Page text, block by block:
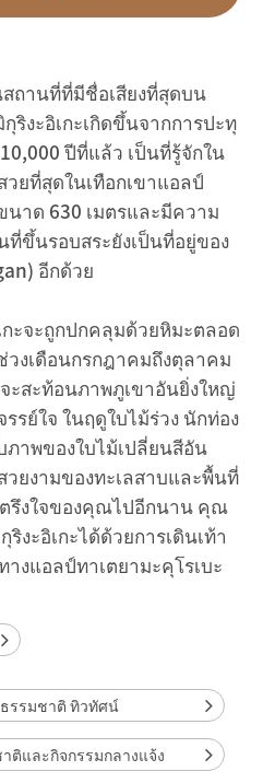
สถานที่ที่มีชื่อเสียงที่สุดบน
ริงะอิเกะเกิดขึ้นจากการปะทุ
ปีที่แล้ว เป็นที่รู้จักใน
ยที่สุดในเทือกเขาแอลป์
าด 630 เมตรและมีความ
ขึ้นรอบสระยังเป็นที่อยู่ของ
อีกด้วย
ะจะถูกปกคลุมด้วยหิมะตลอด
วงเดือนกรกฎาคมถึงตุลาคม
ะสะท้อนภาพภูเขาอันยิ่งใหญ่
รย์ใจ ในฤดูใบไม้ร่วง นักท่อง
ภาพของใบไม้เปลี่ยนสีอัน
วยงามของทะเลสาบและพื้นที่
รึงใจของคุณไปอีกนาน คุณ
งะอิเกะได้ด้วยการเดินเท้า
งแอลป์ทาเตยามะคุโรเบะ
ธรรมชาติ ทิวทัศน์
ติและกิจกรรมกลางแจ้ง